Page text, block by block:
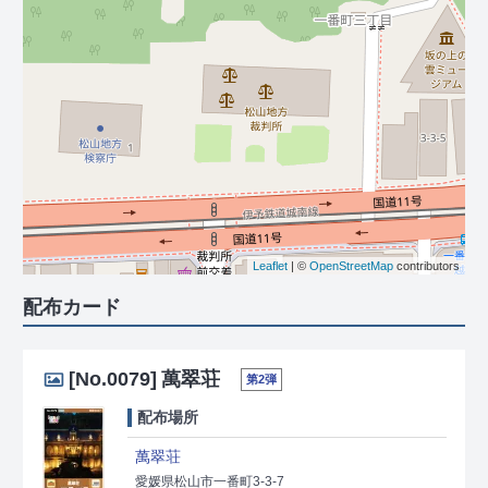
Leaflet | © OpenStreetMap contributors
配布カード
[No.0079] 萬翠荘 第2弾
配布場所
萬翠荘
愛媛県松山市一番町3-3-7